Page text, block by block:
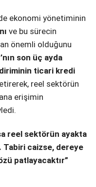
Instagram
Youtube
ekonomi yönetiminin
ve bu sürecin
önemli olduğunu
son üç ayda
ticari kredi
reel sektörün
erişimin
reel sektörün ayakta
Tabiri caizse, dereye
patlayacaktır”